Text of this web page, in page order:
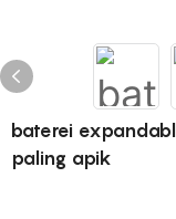
baterei
paling apik